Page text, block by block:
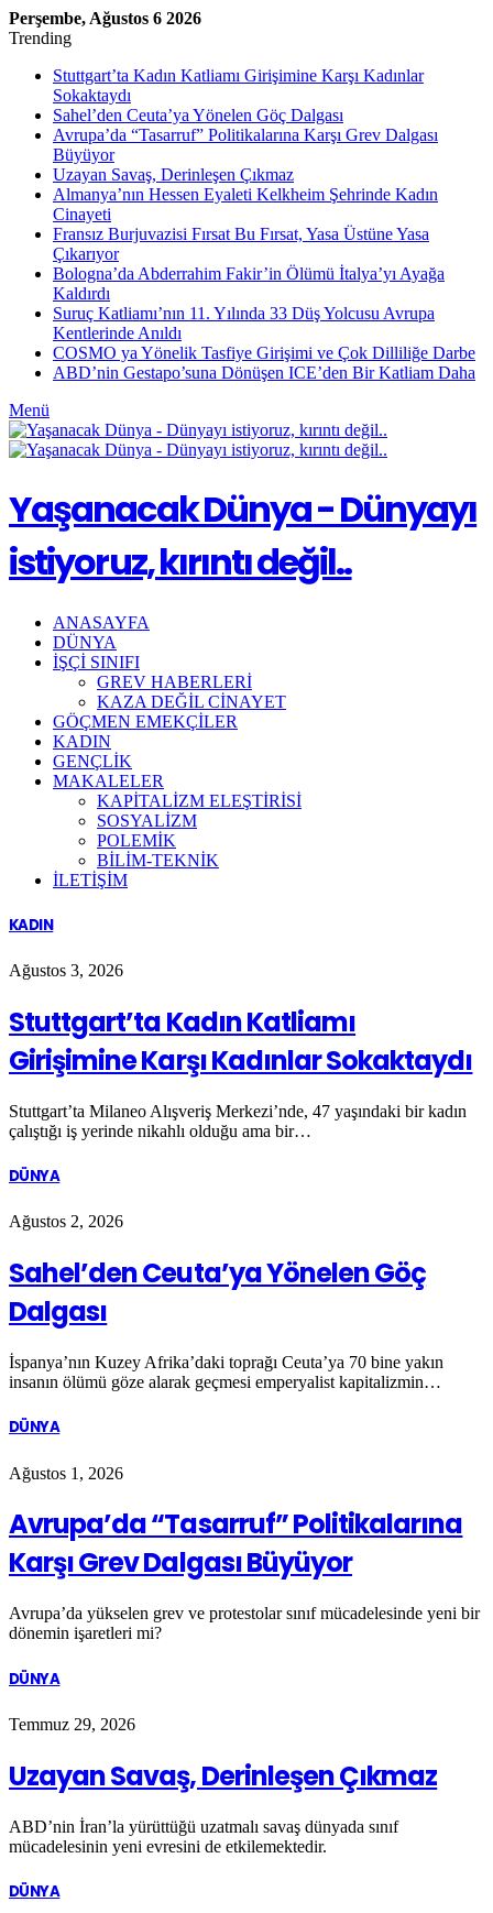
Perşembe, Ağustos 6 2026
Trending
Stuttgart’ta Kadın Katliamı Girişimine Karşı Kadınlar
Sokaktaydı
Sahel’den Ceuta’ya Yönelen Göç Dalgası
Avrupa’da “Tasarruf” Politikalarına Karşı Grev Dalgası
Büyüyor
Uzayan Savaş, Derinleşen Çıkmaz
Almanya’nın Hessen Eyaleti Kelkheim Şehrinde Kadın
Cinayeti
Fransız Burjuvazisi Fırsat Bu Fırsat, Yasa Üstüne Yasa
Çıkarıyor
Bologna’da Abderrahim Fakir’in Ölümü İtalya’yı Ayağa
Kaldırdı
Suruç Katliamı’nın 11. Yılında 33 Düş Yolcusu Avrupa
Kentlerinde Anıldı
COSMO ya Yönelik Tasfiye Girişimi ve Çok Dilliliğe Darbe
ABD’nin Gestapo’suna Dönüşen ICE’den Bir Katliam Daha
Menü
Yaşanacak Dünya - Dünyayı
istiyoruz, kırıntı değil..
ANASAYFA
DÜNYA
İŞÇİ SINIFI
GREV HABERLERİ
KAZA DEĞİL CİNAYET
GÖÇMEN EMEKÇİLER
KADIN
GENÇLİK
MAKALELER
KAPİTALİZM ELEŞTİRİSİ
SOSYALİZM
POLEMİK
BİLİM-TEKNİK
ILETIŞIM
KADIN
Ağustos 3, 2026
Stuttgart’ta Kadın Katliamı
Girişimine Karşı Kadınlar Sokaktaydı
Stuttgart’ta Milaneo Alışveriş Merkezi’nde, 47 yaşındaki bir kadın
çalıştığı iş yerinde nikahlı olduğu ama bir…
DÜNYA
Ağustos 2, 2026
Sahel’den Ceuta’ya Yönelen Göç
Dalgası
İspanya’nın Kuzey Afrika’daki toprağı Ceuta’ya 70 bine yakın
insanın ölümü göze alarak geçmesi emperyalist kapitalizmin…
DÜNYA
Ağustos 1, 2026
Avrupa’da “Tasarruf” Politikalarına
Karşı Grev Dalgası Büyüyor
Avrupa’da yükselen grev ve protestolar sınıf mücadelesinde yeni bir
dönemin işaretleri mi?
DÜNYA
Temmuz 29, 2026
Uzayan Savaş, Derinleşen Çıkmaz
ABD’nin İran’la yürüttüğü uzatmalı savaş dünyada sınıf
mücadelesinin yeni evresini de etkilemektedir.
DÜNYA